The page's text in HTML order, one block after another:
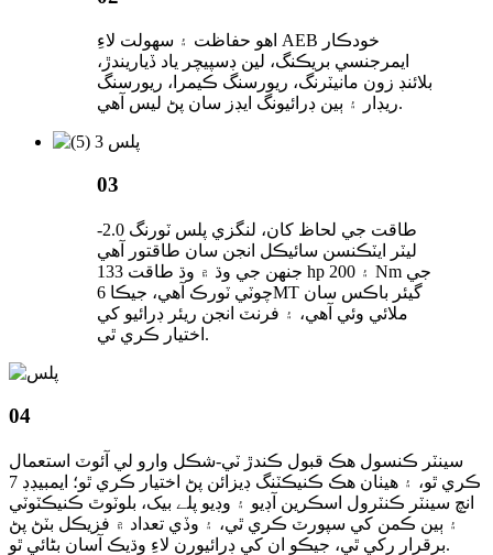
اهو حفاظت ۽ سهولت لاءِ AEB خودڪار
ايمرجنسي بريڪنگ، لين ڊسپيچر ياد ڏياريندڙ،
بلائنڊ زون مانيٽرنگ، ريورسنگ ڪيمرا، ريورسنگ
ريڊار ۽ ٻين ڊرائيونگ ايڊز سان پڻ ليس آهي.
03
طاقت جي لحاظ کان، لنگزي پلس ٽورنگ 2.0-
ليٽر ايٽڪنسن سائيڪل انجن سان طاقتور آهي
جنهن جي وڌ ۾ وڌ طاقت 133 hp ۽ 200 Nm جي
چوٽي ٽورڪ آهي، جيڪا 6MT گيئر باڪس سان
ملائي وئي آهي، ۽ فرنٽ انجن ريئر ڊرائيو کي
اختيار ڪري ٿي.
04
سينٽر ڪنسول هڪ قبول ڪندڙ ٽي-شڪل وارو لي آئوٽ استعمال
ڪري ٿو، ۽ هيٺان هڪ ڪنيڪٽنگ ڊيزائن پڻ اختيار ڪري ٿو؛ ايمبيڊڊ 7
انچ سينٽر ڪنٽرول اسڪرين آڊيو ۽ وڊيو پلے بیک، بلوٽوٿ ڪنيڪٽوٽي
۽ ٻين ڪمن کي سپورٽ ڪري ٿي، ۽ وڏي تعداد ۾ فزيڪل بٽڻ پڻ
برقرار رکي ٿي، جيڪو ان کي ڊرائيورن لاءِ وڌيڪ آسان بڻائي ٿو.